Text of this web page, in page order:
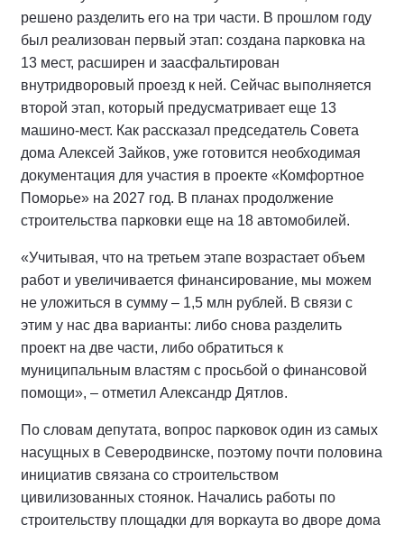
решено разделить его на три части. В прошлом году
был реализован первый этап: создана парковка на
13 мест, расширен и заасфальтирован
внутридворовый проезд к ней. Сейчас выполняется
второй этап, который предусматривает еще 13
машино-мест. Как рассказал председатель Совета
дома Алексей Зайков, уже готовится необходимая
документация для участия в проекте «Комфортное
Поморье» на 2027 год. В планах продолжение
строительства парковки еще на 18 автомобилей.
«Учитывая, что на третьем этапе возрастает объем
работ и увеличивается финансирование, мы можем
не уложиться в сумму – 1,5 млн рублей. В связи с
этим у нас два варианты: либо снова разделить
проект на две части, либо обратиться к
муниципальным властям с просьбой о финансовой
помощи», – отметил Александр Дятлов.
По словам депутата, вопрос парковок один из самых
насущных в Северодвинске, поэтому почти половина
инициатив связана со строительством
цивилизованных стоянок. Начались работы по
строительству площадки для воркаута во дворе дома